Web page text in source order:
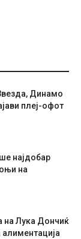
Динамо
плеј-офот
најдобар
на
на Лука Дончиќ